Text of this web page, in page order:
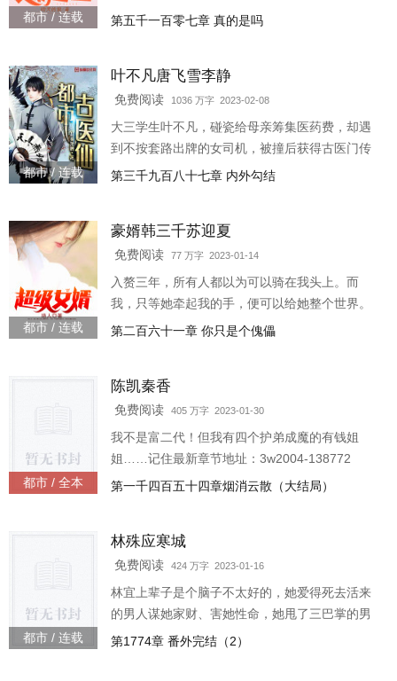
都市 / 连载
第五千一百零七章 真的是吗
都市 / 连载
叶不凡唐飞雪李静
免费阅读 1036 万字 2023-02-08
大三学生叶不凡，碰瓷给母亲筹集医药费，却遇
到不按套路出牌的女司机，被撞后获得古医门传
承，从此通医术、修功法、玩转都市，赢得无数
第三千九百八十七章 内外勾结
都市 / 连载
豪婿韩三千苏迎夏
免费阅读 77 万字 2023-01-14
入赘三年，所有人都以为可以骑在我头上。而
我，只等她牵起我的手，便可以给她整个世界。
3w1250-25461
第二百六十一章 你只是个傀儡
都市 / 全本
陈凯秦香
免费阅读 405 万字 2023-01-30
我不是富二代！但我有四个护弟成魔的有钱姐
姐……记住最新章节地址：3w2004-138772
第一千四百五十四章烟消云散（大结局）
都市 / 连载
林殊应寒城
免费阅读 424 万字 2023-01-16
林宜上辈子是个脑子不太好的，她爱得死去活来
的男人谋她家财、害她性命，她甩了三巴掌的男
人却成为众人仰望、求着供着的大人物，高攀不
第1774章 番外完结（2）